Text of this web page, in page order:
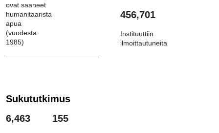
ovat saaneet
humanitaarista
apua
(vuodesta
1985)
456,701
Instituuttiin
ilmoittautuneita
Sukututkimus
6,463
155